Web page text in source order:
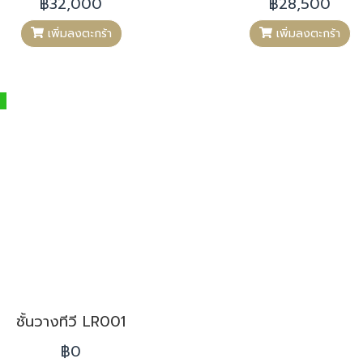
เพิ่มลงตะกร้า เพิ่มลงตะกร้า
ชั้นวางทีวี LR001
฿0